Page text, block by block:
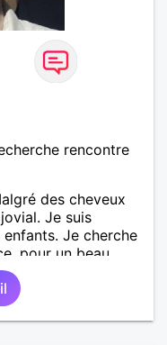
rencontre
des cheveux
Je suis
Je cherche
pour un beau